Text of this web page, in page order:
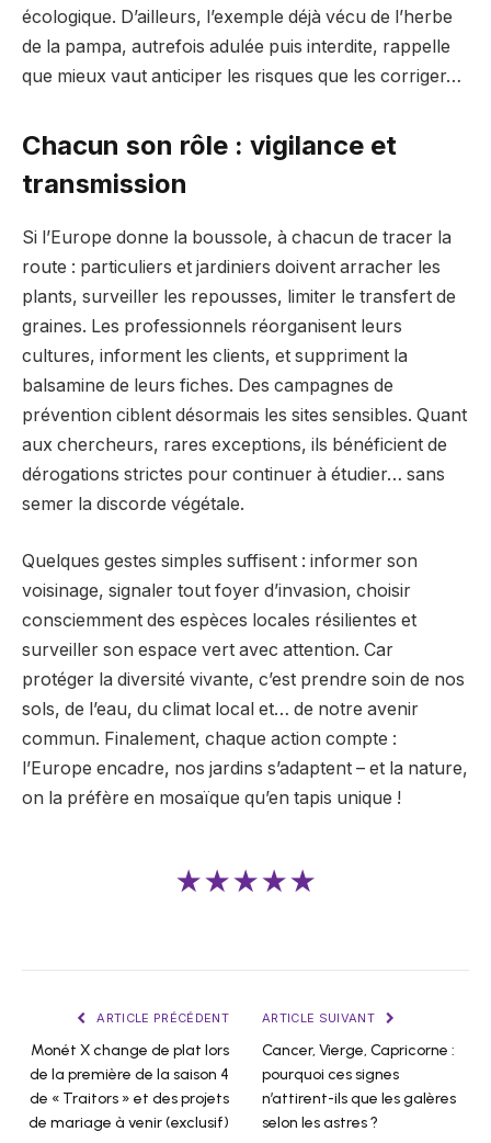
écologique. D’ailleurs, l’exemple déjà vécu de l’herbe
de la pampa, autrefois adulée puis interdite, rappelle
que mieux vaut anticiper les risques que les corriger…
Chacun son rôle : vigilance et
transmission
Si l’Europe donne la boussole, à chacun de tracer la
route : particuliers et jardiniers doivent arracher les
plants, surveiller les repousses, limiter le transfert de
graines. Les professionnels réorganisent leurs
cultures, informent les clients, et suppriment la
balsamine de leurs fiches. Des campagnes de
prévention ciblent désormais les sites sensibles. Quant
aux chercheurs, rares exceptions, ils bénéficient de
dérogations strictes pour continuer à étudier… sans
semer la discorde végétale.
Quelques gestes simples suffisent : informer son
voisinage, signaler tout foyer d’invasion, choisir
consciemment des espèces locales résilientes et
surveiller son espace vert avec attention. Car
protéger la diversité vivante, c’est prendre soin de nos
sols, de l’eau, du climat local et… de notre avenir
commun. Finalement, chaque action compte :
l’Europe encadre, nos jardins s’adaptent – et la nature,
on la préfère en mosaïque qu’en tapis unique !
★★★★★
ARTICLE PRÉCÉDENT
Monét X change de plat lors
de la première de la saison 4
de « Traitors » et des projets
de mariage à venir (exclusif)
ARTICLE SUIVANT
Cancer, Vierge, Capricorne :
pourquoi ces signes
n’attirent-ils que les galères
selon les astres ?